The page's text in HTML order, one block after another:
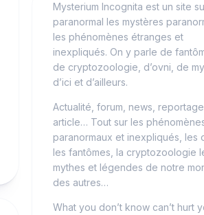
Mysterium Incognita est un site
paranormal les mystères
les phénomènes étranges et
inexpliqués. On y parle de
de cryptozoologie, d’ovni, de
d’ici et d’ailleurs.
Actualité, forum, news, reportage,
article… Tout sur les
paranormaux et inexpliqués, les
les fantômes, la cryptozoologie
mythes et légendes de notre
des autres…
What you don’t know can’t hurt